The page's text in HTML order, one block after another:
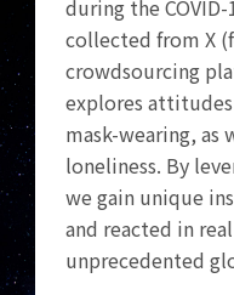
during the
collected from X
crowdsourcing
explores
mask-wearing, as
loneliness. By
we gain unique
and reacted in
unprecedented